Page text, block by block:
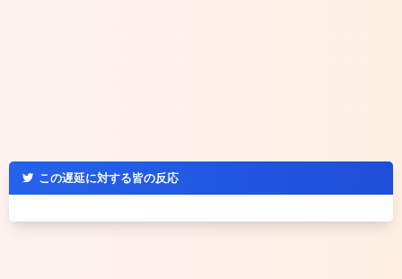
この遅延に対する皆の反応